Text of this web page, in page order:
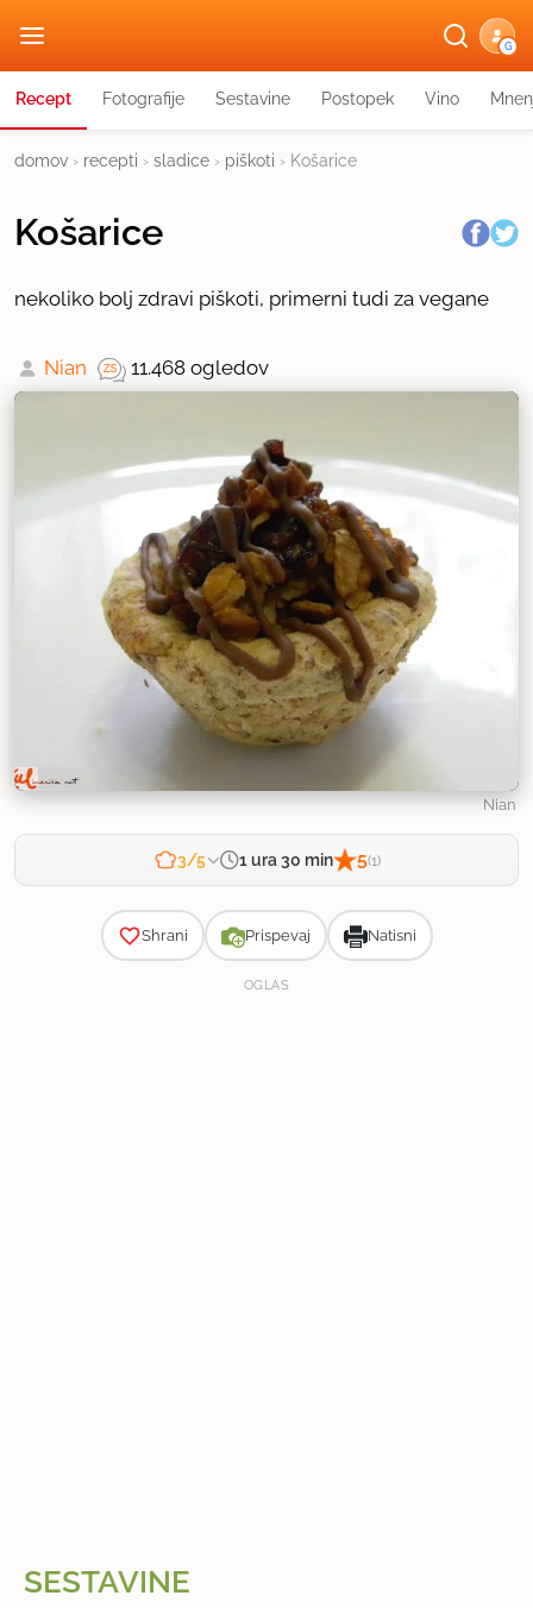
G
Recept Fotografije Sestavine Postopek Vino
domov › recepti › sladice › piškoti › Košarice
Košarice
nekoliko bolj zdravi piškoti, primerni tudi za vegane
Nian 11.468 ogledov
Nian
3/5 1 ura 30 min 5(1)
Shrani Prispevaj Natisni
OGLAS
SESTAVINE